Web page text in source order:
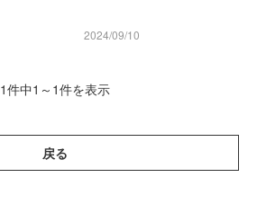
2024/09/10
1件中1～1件を表示
戻る